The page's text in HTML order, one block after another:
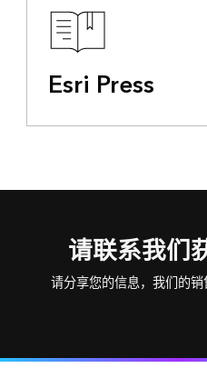
Esri Press
请联系我们
请分享您的信息，我们的